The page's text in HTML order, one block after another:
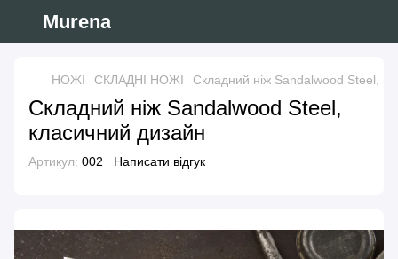
Murena
НОЖІ СКЛАДНІ НОЖІ Складний ніж Sandalwood Steel,
Складний ніж Sandalwood Steel,
класичний дизайн
Артикул: 002 Написати відгук